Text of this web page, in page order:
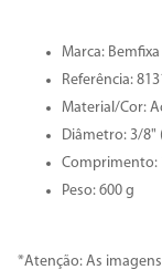
Marca: Bemfixa
Referência:
Material/Cor:
Diâmetro: 3/8"
Comprimento:
Peso: 600 g
*Atenção: As